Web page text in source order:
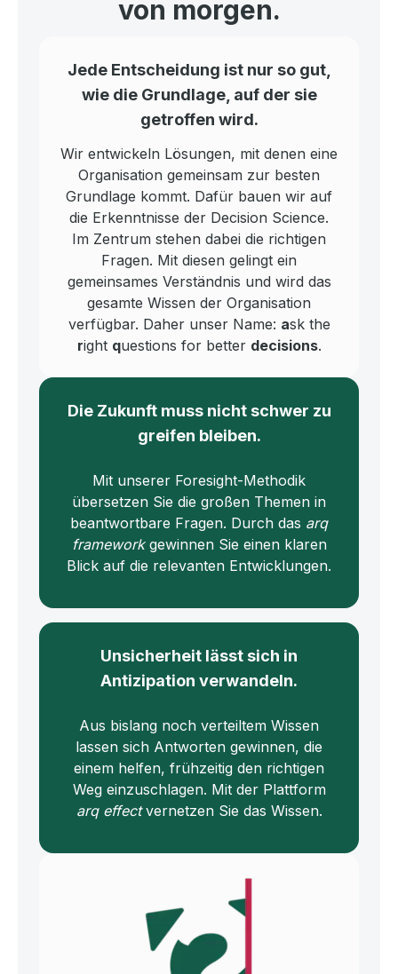
von morgen.
Jede Entscheidung ist nur so gut,
wie die Grundlage, auf der sie
getroffen wird.
Wir entwickeln Lösungen, mit denen eine
Organisation gemeinsam zur besten
Grundlage kommt. Dafür bauen wir auf
die Erkenntnisse der Decision Science.
Im Zentrum stehen dabei die richtigen
Fragen. Mit diesen gelingt ein
gemeinsames Verständnis und wird das
gesamte Wissen der Organisation
verfügbar. Daher unser Name: ask the
right questions for better decisions.
Die Zukunft muss nicht schwer zu
greifen bleiben.
Mit unserer Foresight-Methodik
übersetzen Sie die großen Themen in
beantwortbare Fragen. Durch das arq
frameworkgewinnen Sie einen klaren
Blick auf die relevanten Entwicklungen.
Unsicherheit lässt sich in
Antizipation verwandeln.
Aus bislang noch verteiltem Wissen
lassen sich Antworten gewinnen, die
einem helfen, frühzeitig den richtigen
Weg einzuschlagen. Mit der Plattform
arq effectvernetzen Sie das Wissen.